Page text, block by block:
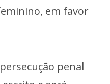
em favor
penal